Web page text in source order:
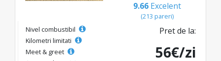
9.66 Excelent
(213 pareri)
Nivel combustibil
Kilometri limitati
Meet & greet
Pret de la:
56€/zi